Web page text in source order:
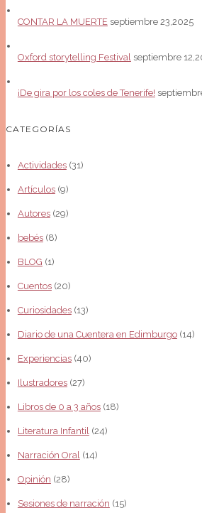
CONTAR LA MUERTE septiembre 23,2025
Oxford storytelling Festival septiembre
¡De gira por los coles de Tenerife!
CATEGORÍAS
Actividades(31)
Artículos(9)
Autores(29)
bebés(8)
BLOG (1)
Cuentos(20)
Curiosidades(13)
Diario de una Cuentera en Edimburgo(14)
Experiencias(40)
Ilustradores(27)
Libros de 0 a 3 años(18)
Literatura Infantil (24)
Narración Oral (14)
Opinión (28)
Sesiones de narración (15)